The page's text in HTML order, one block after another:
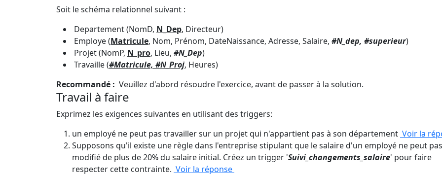
Soit le schéma relationnel suivant :
Departement (NomD, N_Dep, Directeur)
Employe (Matricule, Nom, Prénom, DateNaissance, Adresse, Salaire, #N_dep, #superieur)
Projet (NomP, N_pro, Lieu, #N_Dep)
Travaille (#Matricule, #N_Proj, Heures)
Recommandé : Veuillez d'abord résoudre l'exercice, avant de passer à la solution.
Travail à faire
Exprimez les exigences suivantes en utilisant des triggers:
un employé ne peut pas travailler sur un projet qui n'appartient pas à son département Voir la
Supposons qu'il existe une règle dans l'entreprise stipulant que le salaire d'un employé ne peut
modifié de plus de 20% du salaire initial. Créez un trigger 'Suivi_changements_salaire' pour faire
respecter cette contrainte. Voir la réponse